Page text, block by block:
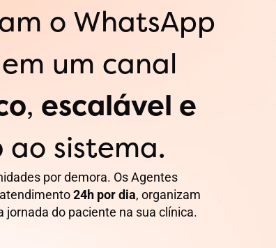
o WhatsApp
um canal
, escalável e
ao sistema.
por demora. Os Agentes
24h por dia, organizam
jornada do paciente na sua clínica.